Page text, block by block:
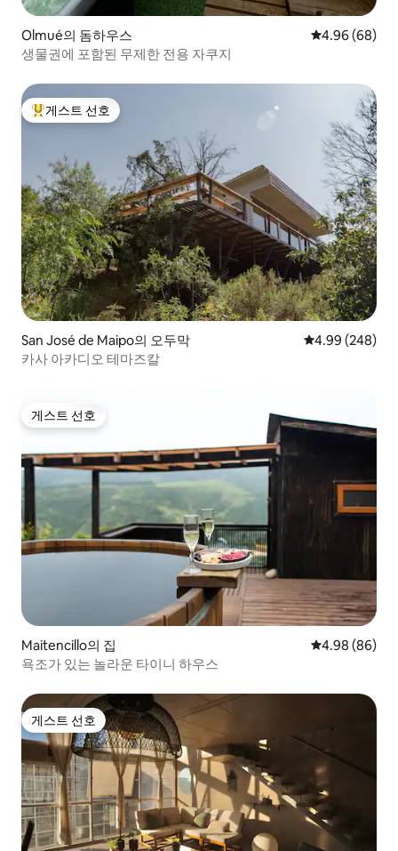
Olmué의 돔하우스 평점 4.96점(5
4.96 (68)
생물권에 포함된 무제한 전용 자쿠지
상위 게스트 선호
게스트 선호
San José de Maipo의 오두막 평점 4.99점(5
4.99 (248)
카사 아카디오 테마즈칼
게스트 선호
게스트 선호
Maitencillo의 집 평점 4.98점(5
4.98 (86)
욕조가 있는 놀라운 타이니 하우스
게스트 선호
게스트 선호